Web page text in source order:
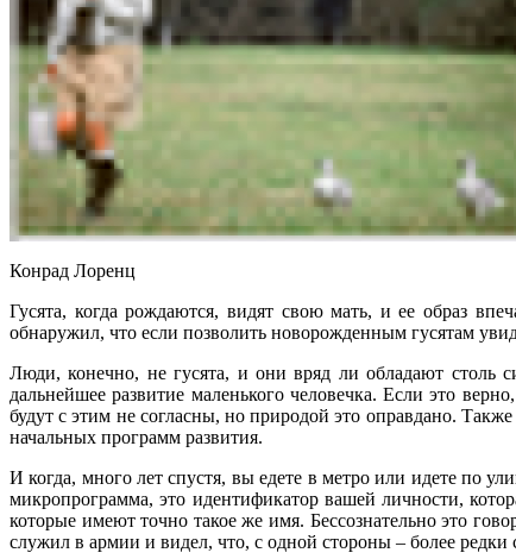
Конрад Лоренц
Гусята, когда рождаются, видят свою мать, и ее образ
обнаружил, что если позволить новорожденным гусятам
Люди, конечно, не гусята, и они вряд ли обладают столь
дальнейшее развитие маленького человечка. Если это
будут с этим не согласны, но природой это оправдано.
начальных программ развития.
И когда, много лет спустя, вы едете в метро или идете по
микропрограмма, это идентификатор вашей личности,
которые имеют точно такое же имя. Бессознательно это
служил в армии и видел, что, с одной стороны – более